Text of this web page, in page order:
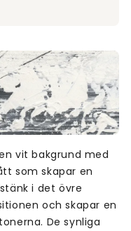
vit bakgrund med
som skapar en
i det övre
och skapar en
De synliga